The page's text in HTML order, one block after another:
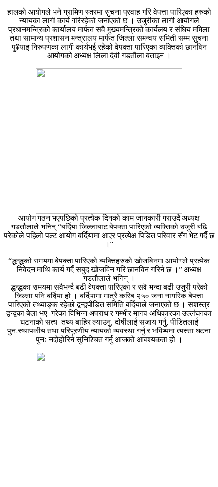
हालको आयोगले भने ग्रामिण स्तरमा सुचना प्रवाह गरि वेपत्ता पारिएका हरुको
न्यायका लागी कार्य गरिरहेको जनाएको छ । उजुरीका लागी आयोगले
प्रधानमन्त्रिको कार्यालय मार्फत सवै मुख्यमन्त्रिको कार्यलय र संघिय ममिला
तथा सामान्य प्रशासन मन्त्रालय मार्फत जिल्ला समन्वय समिती सम्म सुचना
पु¥याइ निरुपणका लागी कार्यभई रहेको वेपक्ता पारिएका व्यक्तिको छानविन
आयोगको अध्यक्ष लिला देवी गडतौला बताइन ।
आयोग गठन भएपछिको प्रत्येक दिनको काम जानकारी गराउदै अध्यक्ष
गडतौलाले भनिन् “बर्दिया जिल्लाबाट बेपक्ता पारिएको व्यक्तिको उजुरी बढि
परेकोले पहिलो पल्ट आयोग बर्दियामा आएर प्रत्येक्ष पिडित परिवार सँग भेट गर्दै छ
।”
“द्धन्द्धको समयमा बेपक्ता पारिएको व्यक्तिहरुको खोजविनमा आयोगले प्रत्येक
निवेदन माथि कार्य गर्दै सबुद खोजविन गरि छानविन गरिने छ ।” अध्यक्ष
गडतौलाले भनिन् ।
द्धन्द्धका समयमा सवैभन्दै बढी वेपक्ता पारिएका र सवै भन्दा बढी उजुरी परेको
जिल्ला पनि बर्दिया हो । बर्दियामा मात्रै करिब २५० जना नागरिक बेपत्ता
पारिएको तथ्याङ्क रहेको द्वन्द्वपीडित समिति बर्दियाले जनाएको छ । सशस्त्र
द्वन्द्वका बेला भए–गरेका विभिन्न अपराध र गम्भीर मानव अधिकारका उल्लंघनका
घटनाको सत्य–तथ्य बाहिर ल्याउनु, दोषीलाई सजाय गर्नु, पीडितलाई
पुनःस्थापकीय तथा परिपूरणीय न्यायको व्यवस्था गर्नु र भविष्यमा त्यस्ता घटना
पुनः नदोहोरिने सुनिश्चित गर्नु आजको आवश्यकता हो ।